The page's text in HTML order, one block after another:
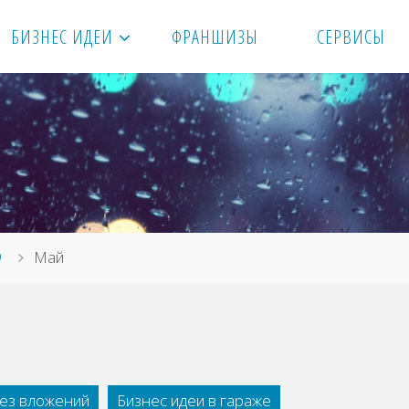
БИЗНЕС ИДЕИ ФРАНШИЗЫ СЕРВИСЫ
Май
вложений
Бизнес идеи в гараже